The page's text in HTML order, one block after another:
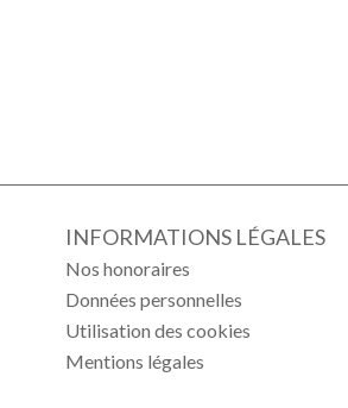
INFORMATIONS LÉGALES
Nos honoraires
Données personnelles
Utilisation des cookies
Mentions légales